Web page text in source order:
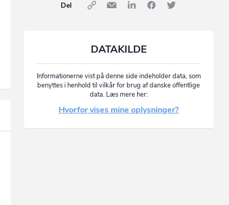
Del
DATAKILDE
Informationerne vist på denne side indeholder data, som
benyttes i henhold til vilkår for brug af danske offentlige
data. Læs mere her:
Hvorfor vises mine oplysninger?